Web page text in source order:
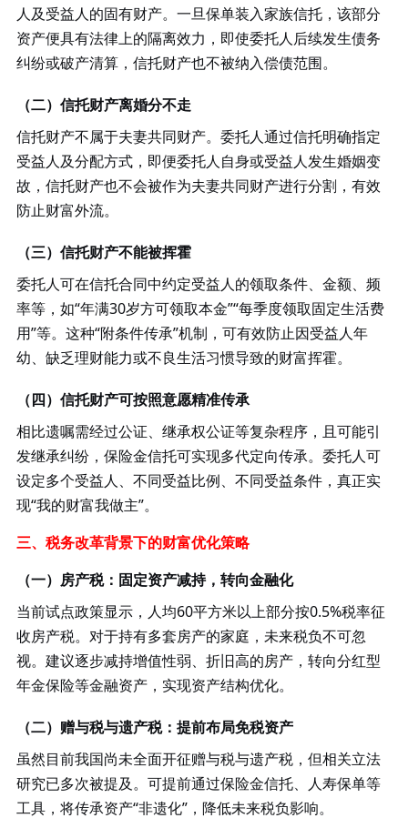
人及受益人的固有财产。一旦保单装入家族信托，该部分
资产便具有法律上的隔离效力，即使委托人后续发生债务
纠纷或破产清算，信托财产也不被纳入偿债范围。
（二）信托财产离婚分不走
信托财产不属于夫妻共同财产。委托人通过信托明确指定
受益人及分配方式，即便委托人自身或受益人发生婚姻变
故，信托财产也不会被作为夫妻共同财产进行分割，有效
防止财富外流。
（三）信托财产不能被挥霍
委托人可在信托合同中约定受益人的领取条件、金额、频
率等，如“年满30岁方可领取本金”“每季度领取固定生活费
用”等。这种“附条件传承”机制，可有效防止因受益人年
幼、缺乏理财能力或不良生活习惯导致的财富挥霍。
（四）信托财产可按照意愿精准传承
相比遗嘱需经过公证、继承权公证等复杂程序，且可能引
发继承纠纷，保险金信托可实现多代定向传承。委托人可
设定多个受益人、不同受益比例、不同受益条件，真正实
现“我的财富我做主”。
三、税务改革背景下的财富优化策略
（一）房产税：固定资产减持，转向金融化
当前试点政策显示，人均60平方米以上部分按0.5%税率征
收房产税。对于持有多套房产的家庭，未来税负不可忽
视。建议逐步减持增值性弱、折旧高的房产，转向分红型
年金保险等金融资产，实现资产结构优化。
（二）赠与税与遗产税：提前布局免税资产
虽然目前我国尚未全面开征赠与税与遗产税，但相关立法
研究已多次被提及。可提前通过保险金信托、人寿保单等
工具，将传承资产“非遗化”，降低未来税负影响。